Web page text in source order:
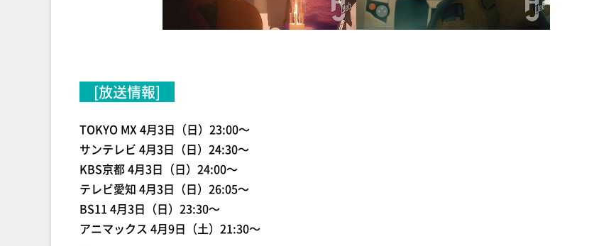
[放送情報]
TOKYO MX 4月3日（日）23:00～
サンテレビ 4月3日（日）24:30～
KBS京都 4月3日（日）24:00～
テレビ愛知 4月3日（日）26:05～
BS11 4月3日（日）23:30～
アニマックス 4月9日（土）21:30～